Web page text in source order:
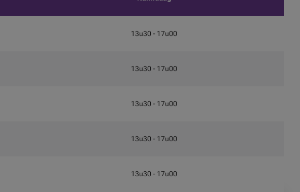
13u30 - 17u00
13u30 - 17u00
13u30 - 17u00
13u30 - 17u00
13u30 - 17u00